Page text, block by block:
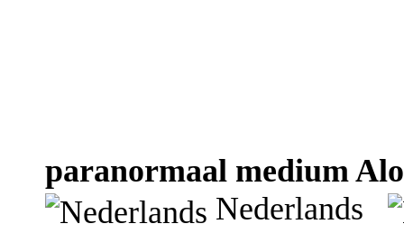
paranormaal medium
Nederlands